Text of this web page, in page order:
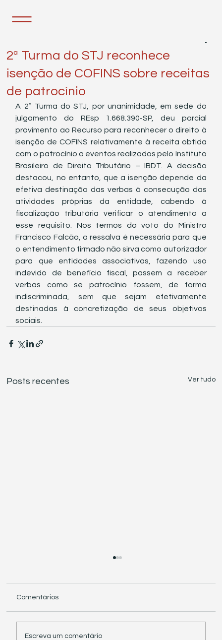
2ª Turma do STJ reconhece
isenção de COFINS sobre receitas
de patrocínio
A 2ª Turma do STJ, por unanimidade, em sede do
julgamento do REsp 1.668.390-SP, deu parcial
provimento ao Recurso para reconhecer o direito à
isenção de COFINS relativamente à receita obtida
com o patrocínio a eventos realizados pelo Instituto
Brasileiro de Direito Tributário – IBDT. A decisão
destacou, no entanto, que a isenção depende da
efetiva destinação das verbas à consecução das
atividades próprias da entidade, cabendo à
fiscalização tributária verificar o atendimento a
esse requisito. Nos termos do voto do Ministro
Francisco Falcão, a ressalva é necessária para que
o entendimento firmado não sirva como autorizador
para que entidades associativas, fazendo uso
indevido de benefício fiscal, passem a receber
verbas como se patrocínio fossem, de forma
indiscriminada, sem que sejam efetivamente
destinadas à concretização de seus objetivos
sociais.
Posts recentes Ver tudo
Comentários
Escreva um comentário